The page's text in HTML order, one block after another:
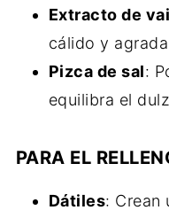
Extracto de
cálido y
Pizca de sal:
equilibra el
PARA EL
Dátiles: Crean